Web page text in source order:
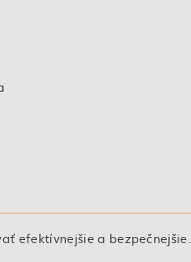
efektívnejšie a bezpečnejšie.